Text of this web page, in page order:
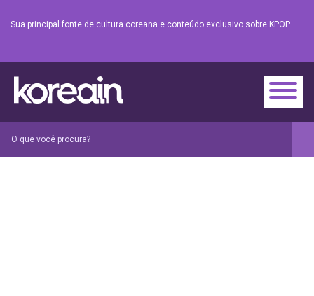
Sua principal fonte de cultura coreana e conteúdo exclusivo sobre KPOP.